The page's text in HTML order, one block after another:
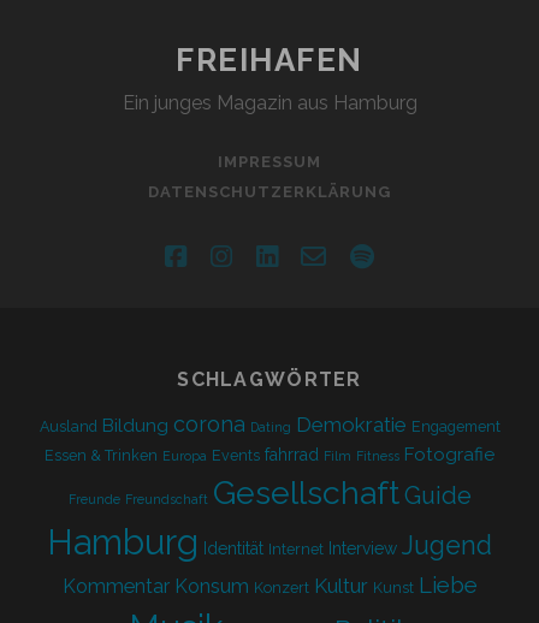
FREIHAFEN
Ein junges Magazin aus Hamburg
IMPRESSUM
DATENSCHUTZERKLÄRUNG
facebookinstagram
linkedin
email-spotify
SCHLAGWÖRTER
Ausland Bildung corona Dating Demokratie Engagement
Essen & Trinken Europa Events fahrrad Film Fitness Fotografie
Freunde Freundschaft GesellschaftGuide
Hamburg Identität Internet Interview Jugend
Kommentar Konsum Konzert Kultur Kunst Liebe